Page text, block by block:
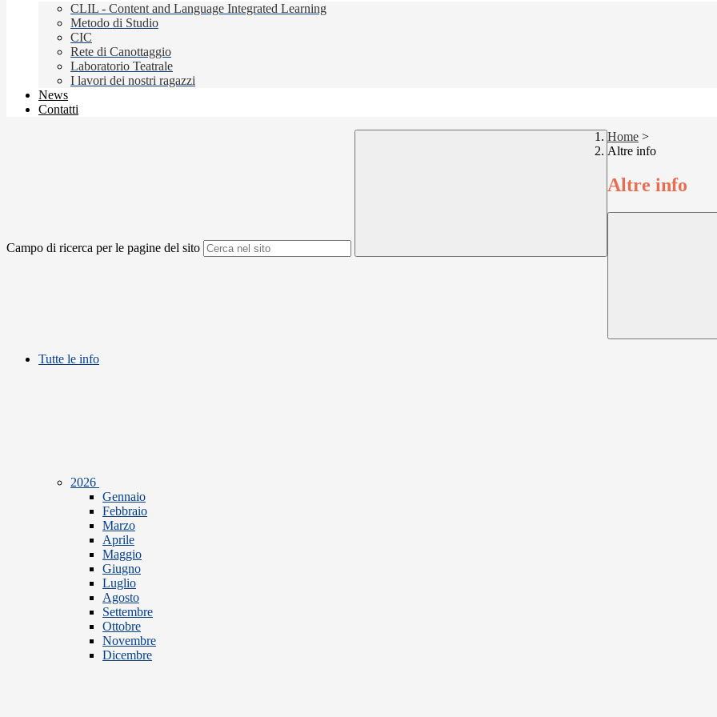
CLIL - Content and Language Integrated Learning
Metodo di Studio
CIC
Rete di Canottaggio
Laboratorio Teatrale
I lavori dei nostri ragazzi
News
Contatti
Campo di ricerca per le pagine del sito
Home >
Altre info
Altre info
Tutte le info
2026
Gennaio
Febbraio
Marzo
Aprile
Maggio
Giugno
Luglio
Agosto
Settembre
Ottobre
Novembre
Dicembre